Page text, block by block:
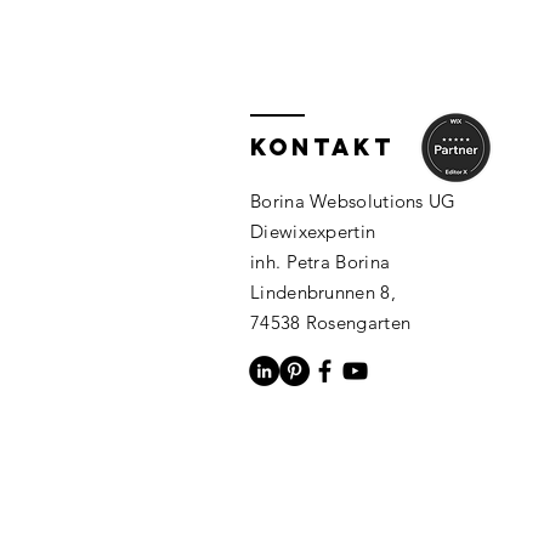
KONTAKT
Borina Websolutions UG
Diewixexpertin
inh. Petra Borina
Lindenbrunnen 8,
74538 Rosengarten